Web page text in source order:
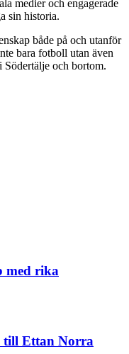
medier och engagerade
sin historia​​.
både på och utanför
bara fotboll utan även
och bortom.
med rika
till Ettan Norra